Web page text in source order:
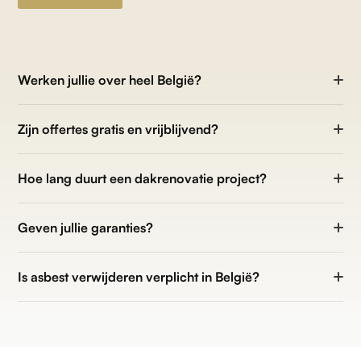
Werken jullie over heel België?
Zijn offertes gratis en vrijblijvend?
Hoe lang duurt een dakrenovatie project?
Geven jullie garanties?
Is asbest verwijderen verplicht in België?